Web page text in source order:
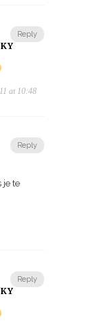
Reply
at 10:48
Reply
je te
Reply